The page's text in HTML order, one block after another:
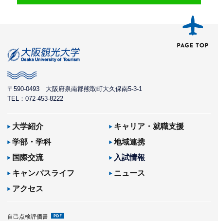
〒590-0493 大阪府泉南郡熊取町大久保南5-3-1
TEL：072-453-8222
大学紹介
キャリア・就職支援
学部・学科
地域連携
国際交流
入試情報
キャンパスライフ
ニュース
アクセス
自己点検評価書